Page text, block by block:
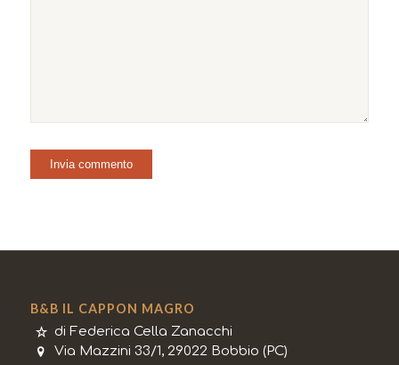
B&B IL CAPPON MAGRO
di Federica Cella Zanacchi
Via Mazzini 33/1, 29022 Bobbio (PC)